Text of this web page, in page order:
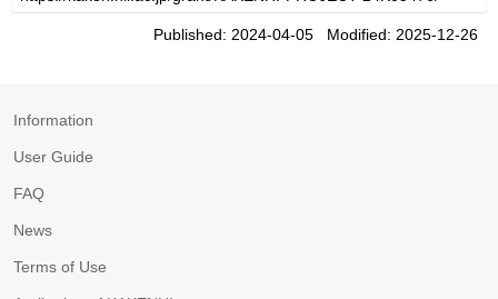
Published: 2024-04-05 Modified: 2025-12-26
Information
User Guide
FAQ
News
Terms of Use